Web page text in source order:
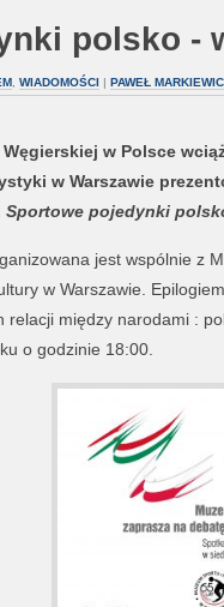
polsko -
, WIADOMOŚCI| PAWEŁ
w Polsce
w Warszawie
Sportowe pojedynki
jest wspólnie z
w Warszawie.
relacji między narodami :
o godzinie 18:00.